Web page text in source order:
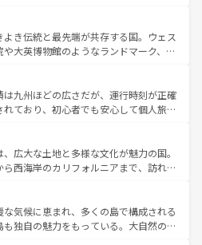
発祥地であるランス、プロヴァンスの
ー畑など、多彩な楽しみ方が可能だ。さ
地域にも魅力が溢れており、どの街角に
とそれぞれで全く異なる文化を体験で
ろう。 なお、新着のフランス情報はコンテンツ一覧
。
どこを歩いても飽きることがない。ベ
気、バイエルン州のアルプスの絶景、そ
のワイン畑といった風景は必見。ビール
ひ体験してほしい。 なお、新着の
テンツ一覧を参照してほしい。
よき伝統と最先端が共存する国。ウェス
や大英博物館のようなランドマーク、歴
力がある。また、優雅なアフタヌーン
きにはたまらない英国パブ、サッカー観
らこそできる体験も豊富。イギリスを旅
ほしい。
は九州ほどの広さだが、運行時刻が正確
れており、初心者でも安心して個人旅行
る町や、スイスならではのユニークな
プス観光だけでなく町歩きも満喫する
民の所得が高いため物価も高いが、旅行
光を楽しむこともできる。 なお、新
コンテンツ一覧 を参照してほしい。
広大な土地と多様な文化が魅力の国。
ら西海岸のカリフォルニアまで、訪れる
、観光、ショッピング、エンターテイ
た刺激的なスポットだ。一方、アメリカ
広がり、グランドキャニオンやイエロー
な気候に恵まれ、多くの島で構成される
も独自の魅力をもっている。大自然の神